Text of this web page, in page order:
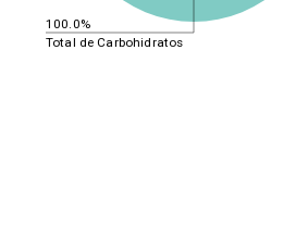
100.0%
Total de Carbohidratos